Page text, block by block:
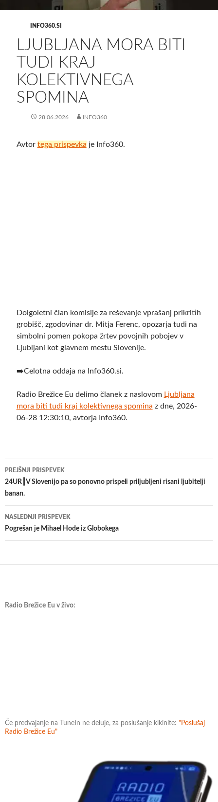
INFO360.SI
LJUBLJANA MORA BITI
TUDI KRAJ
KOLEKTIVNEGA
SPOMINA
28.06.2026 INFO360
Avtor tega prispevka je Info360.
Dolgoletni član komisije za reševanje vprašanj prikritih
grobišč, zgodovinar dr. Mitja Ferenc, opozarja tudi na
simbolni pomen pokopa žrtev povojnih pobojev v
Ljubljani kot glavnem mestu Slovenije.
➡️Celotna oddaja na Info360.si.
Radio Brežice Eu delimo članek z naslovom Ljubljana
mora biti tudi kraj kolektivnega spomina z dne, 2026-
06-28 12:30:10, avtorja Info360.
Krmarjenje
po
PREJŠNJI PRISPEVEK
24UR┃V Slovenijo pa so ponovno prispeli priljubljeni risani ljubitelji
banan.
NASLEDNJI PRISPEVEK
Pogrešan je Mihael Hode iz Globokega
Radio Brežice Eu v živo:
Če predvajanje na TuneIn ne deluje, za poslušanje klkinite: "Poslušaj
Radio Brežice Eu"